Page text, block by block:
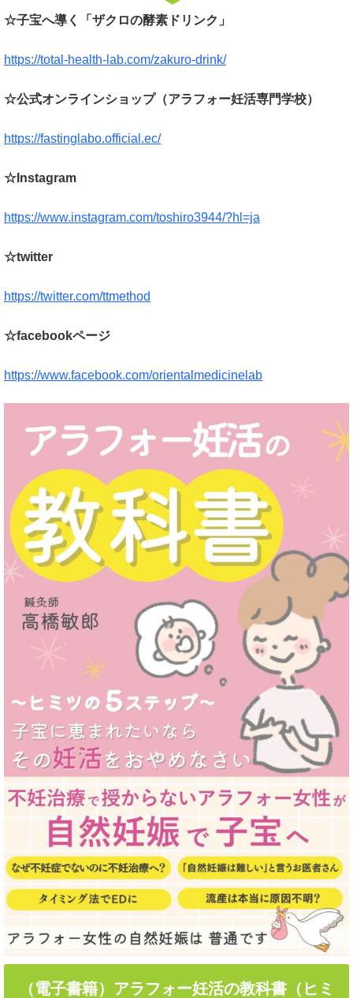
☆子宝へ導く「ザクロの酵素ドリンク」
https://total-health-lab.com/zakuro-drink/
☆公式オンラインショップ（アラフォー妊活専門学校）
https://fastinglabo.official.ec/
☆Instagram
https://www.instagram.com/toshiro3944/?hl=ja
☆twitter
https://twitter.com/ttmethod
☆facebookページ
https://www.facebook.com/orientalmedicinelab
（電子書籍）アラフォー妊活の教科書（ヒミ